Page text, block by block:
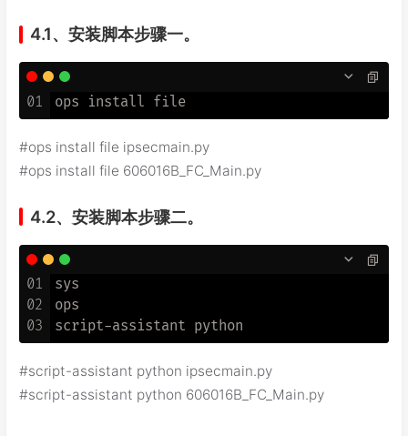
4.1、安装脚本步骤一。
01
#ops install file ipsecmain.py
#ops install file 606016B_FC_Main.py
4.2、安装脚本步骤二。
01
02
03
sys
ops
#script-assistant python ipsecmain.py
#script-assistant python 606016B_FC_Main.py